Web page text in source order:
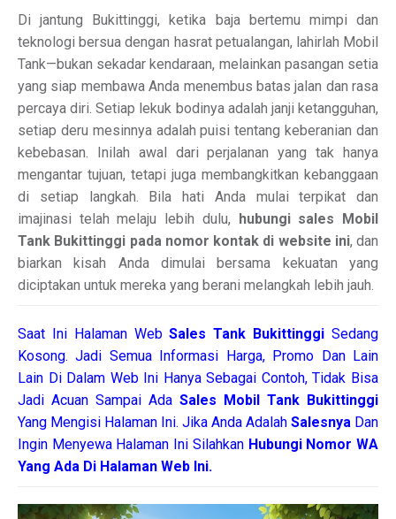
Di jantung Bukittinggi, ketika baja bertemu mimpi dan
teknologi bersua dengan hasrat petualangan, lahirlah Mobil
Tank—bukan sekadar kendaraan, melainkan pasangan setia
yang siap membawa Anda menembus batas jalan dan rasa
percaya diri. Setiap lekuk bodinya adalah janji ketangguhan,
setiap deru mesinnya adalah puisi tentang keberanian dan
kebebasan. Inilah awal dari perjalanan yang tak hanya
mengantar tujuan, tetapi juga membangkitkan kebanggaan
di setiap langkah. Bila hati Anda mulai terpikat dan
imajinasi telah melaju lebih dulu,
hubungi sales Mobil
Tank Bukittinggi pada nomor kontak di website ini, dan
biarkan kisah Anda dimulai bersama kekuatan yang
diciptakan untuk mereka yang berani melangkah lebih jauh.
Saat Ini Halaman WebSales Tank BukittinggiSedang
Kosong. Jadi Semua Informasi Harga, Promo Dan Lain
Lain Di Dalam Web Ini Hanya Sebagai Contoh, Tidak Bisa
Jadi Acuan Sampai Ada Sales Mobil Tank Bukittinggi
Yang Mengisi Halaman Ini. Jika Anda Adalah Salesnya Dan
Ingin Menyewa Halaman Ini Silahkan Hubungi Nomor WA
Yang Ada Di Halaman Web Ini.